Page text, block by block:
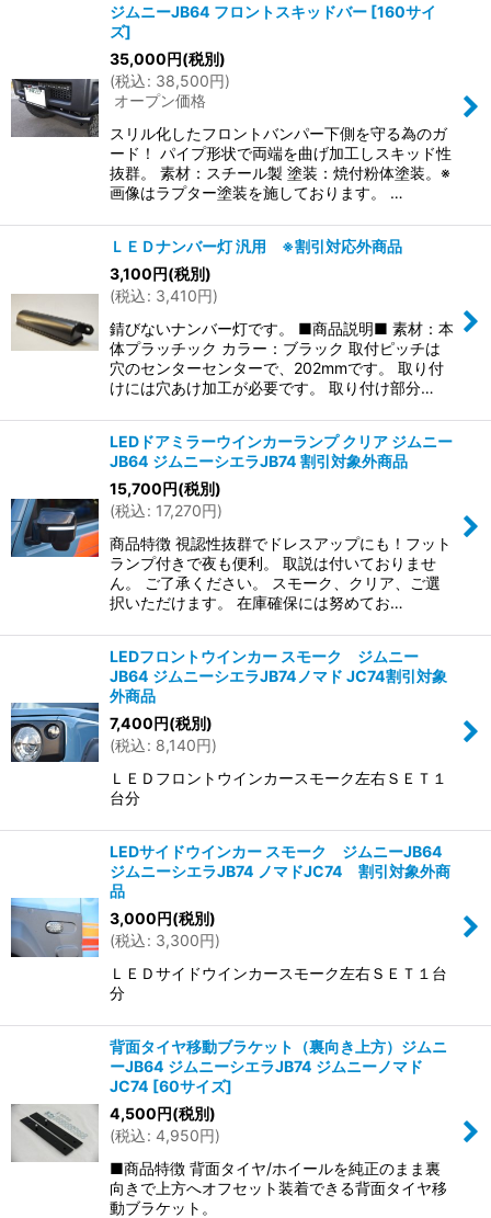
ジムニーJB64 フロントスキッドバー [160サイ
ズ]
35,000円(税別)
(税込: 38,500円)
オープン価格
スリル化したフロントバンパー下側を守る為のガ
ード！ パイプ形状で両端を曲げ加工しスキッド性
抜群。 素材：スチール製 塗装：焼付粉体塗装。※
画像はラプター塗装を施しております。 …
ＬＥＤナンバー灯 汎用 ※割引対応外商品
3,100円(税別)
(税込: 3,410円)
錆びないナンバー灯です。 ■商品説明■ 素材：本
体プラッチック カラー：ブラック 取付ピッチは
穴のセンターセンターで、202mmです。 取り付
けには穴あけ加工が必要です。 取り付け部分…
LEDドアミラーウインカーランプ クリア ジムニー
JB64 ジムニーシエラJB74 割引対象外商品
15,700円(税別)
(税込: 17,270円)
商品特徴 視認性抜群でドレスアップにも！フット
ランプ付きで夜も便利。 取説は付いておりませ
ん。 ご了承ください。 スモーク、クリア、ご選
択いただけます。 在庫確保には努めてお…
LEDフロントウインカー スモーク ジムニー
JB64 ジムニーシエラJB74ノマド JC74割引対象
外商品
7,400円(税別)
(税込: 8,140円)
ＬＥＤフロントウインカースモーク左右ＳＥＴ１
台分
LEDサイドウインカー スモーク ジムニーJB64
ジムニーシエラJB74 ノマドJC74 割引対象外商
品
3,000円(税別)
(税込: 3,300円)
ＬＥＤサイドウインカースモーク左右ＳＥＴ１台
分
背面タイヤ移動ブラケット（裏向き上方）ジムニ
ーJB64 ジムニーシエラJB74 ジムニーノマド
JC74 [60サイズ]
4,500円(税別)
(税込: 4,950円)
■商品特徴 背面タイヤ/ホイールを純正のまま裏
向きで上方へオフセット装着できる背面タイヤ移
動ブラケット。